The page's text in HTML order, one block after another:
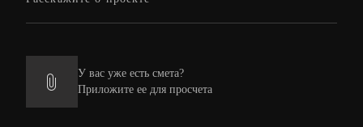
У вас уже есть смета?
Приложите ее для просчета